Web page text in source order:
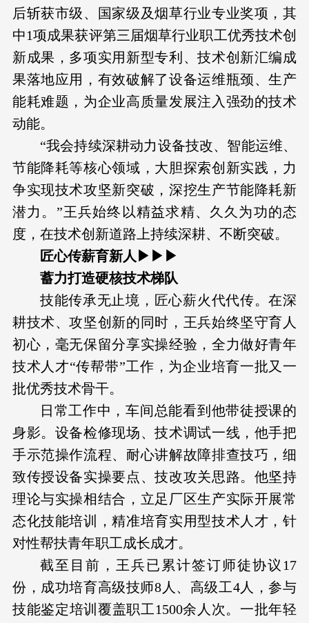
后斩获市级、国家级及烟草行业专业奖项，其
中1项成果获评第三届烟草行业职工优秀技术创
新成果，多项实用新型专利、技术创新汇编成
果落地应用，有效破解了设备运维瓶颈、生产
能耗难题，为企业高质量发展注入强劲的技术
动能。
“我会持续深耕动力设备技改、智能运维、
节能降耗等核心领域，大胆探索创新实践，力
争实现技术攻坚新突破，深挖生产节能降耗新
潜力。”王兵始终以精益求精、久久为功的态
度，在技术创新道路上持续深耕、不断突破。
匠心传薪育新人▶▶▶
蓄力打造硬核技术梯队
技能传承无止境，匠心薪火代代传。在深
耕技术、攻坚创新的同时，王兵始终坚守育人
初心，毫无保留分享实操经验，全力做好青年
技术人才“传帮带”工作，为企业培育一批又一
批优秀技术骨干。
日常工作中，车间总能看到他带徒授课的
身影。设备检修现场、技术调试一线，他手把
手示范操作流程、耐心讲解故障排查技巧，细
致传授设备实操要点、技改攻关思路。他坚持
理论与实操相结合，立足厂区生产实际开展常
态化技能培训，精准培育实用型技术人才，针
对性帮扶青年职工成长成才。
截至目前，王兵已累计签订师徒协议17
份，成功培育高级技师8人、高级工4人，参与
技能鉴定培训覆盖职工1500余人次。一批年轻